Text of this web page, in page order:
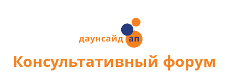
Консультативный форум